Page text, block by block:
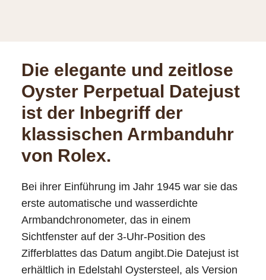
Die elegante und zeitlose
Oyster Perpetual Datejust
ist der Inbegriff der
klassischen Armbanduhr
von Rolex.
Bei ihrer Einführung im Jahr 1945 war sie das
erste automatische und wasserdichte
Armband­chronometer, das in einem
Sichtfenster auf der 3‑Uhr-Position des
Zifferblattes das Datum angibt.Die Datejust ist
erhältlich in Edelstahl Oystersteel, als Version